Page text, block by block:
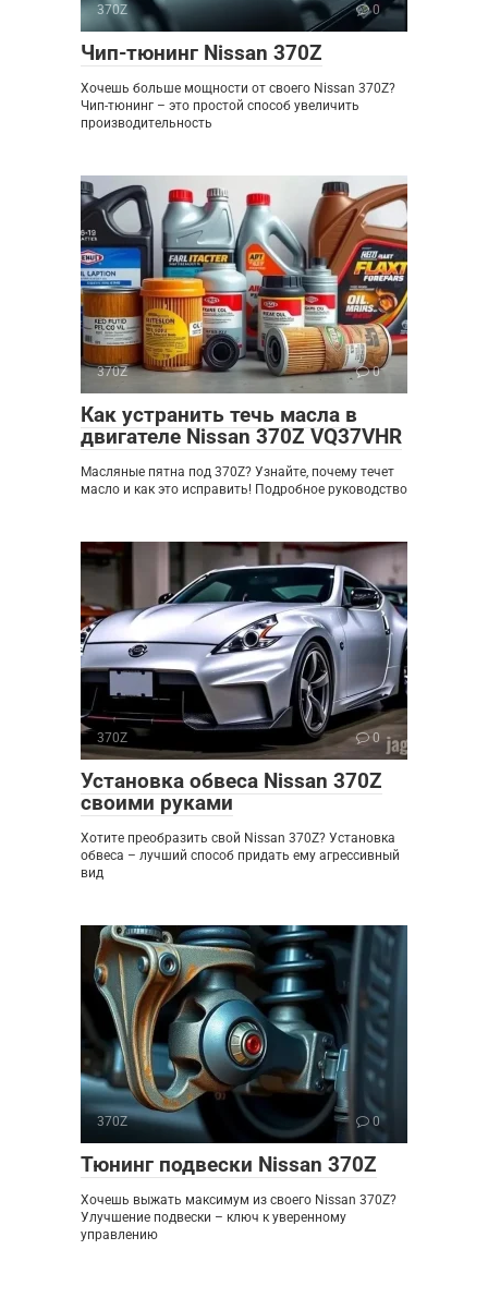
370Z 0
Чип-тюнинг Nissan 370Z
Хочешь больше мощности от своего Nissan 370Z?
Чип-тюнинг – это простой способ увеличить
производительность
370Z 0
Как устранить течь масла в
двигателе Nissan 370Z VQ37VHR
Масляные пятна под 370Z? Узнайте, почему течет
масло и как это исправить! Подробное руководство
370Z 0
Установка обвеса Nissan 370Z
своими руками
Хотите преобразить свой Nissan 370Z? Установка
обвеса – лучший способ придать ему агрессивный
вид
370Z 0
Тюнинг подвески Nissan 370Z
Хочешь выжать максимум из своего Nissan 370Z?
Улучшение подвески – ключ к уверенному
управлению